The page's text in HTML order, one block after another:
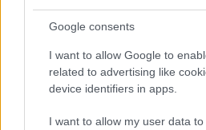
Google consents
I want to allow Google to
related to advertising like
device identifiers in apps.
I want to allow my user data